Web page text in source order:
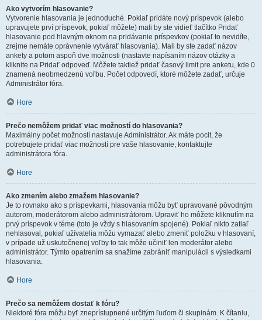
Ako vytvorím hlasovanie?
Vytvorenie hlasovania je jednoduché. Pokiaľ pridáte nový príspevok (alebo
upravujete prví príspevok, pokiaľ môžete) mali by ste vidieť tlačítko Pridať
hlasovanie pod hlavným oknom na pridávanie príspevkov (pokiaľ to nevidíte,
zrejme nemáte oprávnenie vytvárať hlasovania). Mali by ste zadať názov
ankety a potom aspoň dve možnosti (nastavte napísaním názov otázky a
kliknite na Pridať odpoveď. Môžete taktiež pridať časový limit pre anketu, kde 0
znamená neobmedzenú voľbu. Počet odpovedí, ktoré môžete zadať, určuje
Administrátor fóra.
Hore
Prečo nemôžem pridať viac možností do hlasovania?
Maximálny počet možností nastavuje Administrátor. Ak máte pocit, že
potrebujete pridať viac možností pre vaše hlasovanie, kontaktujte
administrátora fóra.
Hore
Ako zmením alebo zmažem hlasovanie?
Je to rovnako ako s príspevkami, hlasovania môžu byť upravované pôvodným
autorom, moderátorom alebo administrátorom. Upraviť ho môžete kliknutím na
prvý príspevok v téme (toto je vždy s hlasovaním spojené). Pokiaľ nikto zatiaľ
nehlasoval, pokiaľ užívatelia môžu vymazať alebo zmeniť položku v hlasovaní,
v prípade už uskutočnenej voľby to tak môže učiniť len moderátor alebo
administrátor. Týmto opatrením sa snažíme zabrániť manipulácii s výsledkami
hlasovania.
Hore
Prečo sa nemôžem dostať k fóru?
Niektoré fóra môžu byť zneprístupnené určitým ľuďom či skupinám. K čítaniu,